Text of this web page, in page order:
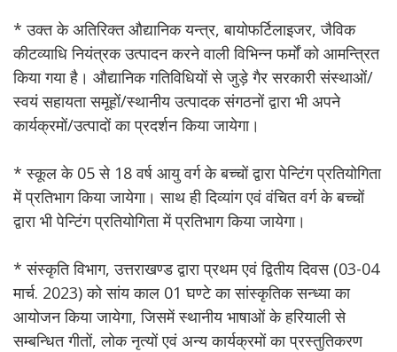
* उक्त के अतिरिक्त औद्यानिक यन्त्र, बायोफर्टिलाइजर, जैविक
कीटव्याधि नियंत्रक उत्पादन करने वाली विभिन्न फर्मों को आमन्त्रित
किया गया है। औद्यानिक गतिविधियों से जुड़े गैर सरकारी संस्थाओं/
स्वयं सहायता समूहों/स्थानीय उत्पादक संगठनों द्वारा भी अपने
कार्यक्रमों/उत्पादों का प्रदर्शन किया जायेगा।
* स्कूल के 05 से 18 वर्ष आयु वर्ग के बच्चों द्वारा पेन्टिंग प्रतियोगिता
में प्रतिभाग किया जायेगा। साथ ही दिव्यांग एवं वंचित वर्ग के बच्चों
द्वारा भी पेन्टिंग प्रतियोगिता में प्रतिभाग किया जायेगा।
* संस्कृति विभाग, उत्तराखण्ड द्वारा प्रथम एवं द्वितीय दिवस (03-04
मार्च. 2023) को सांय काल 01 घण्टे का सांस्कृतिक सन्ध्या का
आयोजन किया जायेगा, जिसमें स्थानीय भाषाओं के हरियाली से
सम्बन्धित गीतों, लोक नृत्यों एवं अन्य कार्यक्रमों का प्रस्तुतिकरण